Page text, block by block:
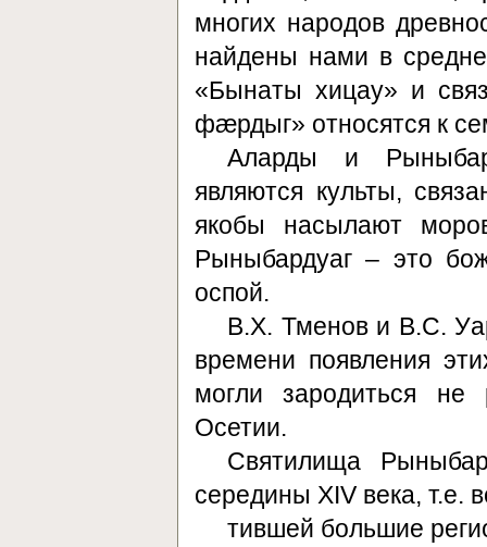
многих народов
найдены нами в
«Бынаты хицау» и
фæрдыг» относятся к
Аларды и
являются культы,
якобы насылают
Рыныбардуаг – это
оспой.
В.Х. Тменов и В.С.
времени появления
могли зародиться не
Осетии.
Святилища
середины ХIV века, т.е.
тившей большие